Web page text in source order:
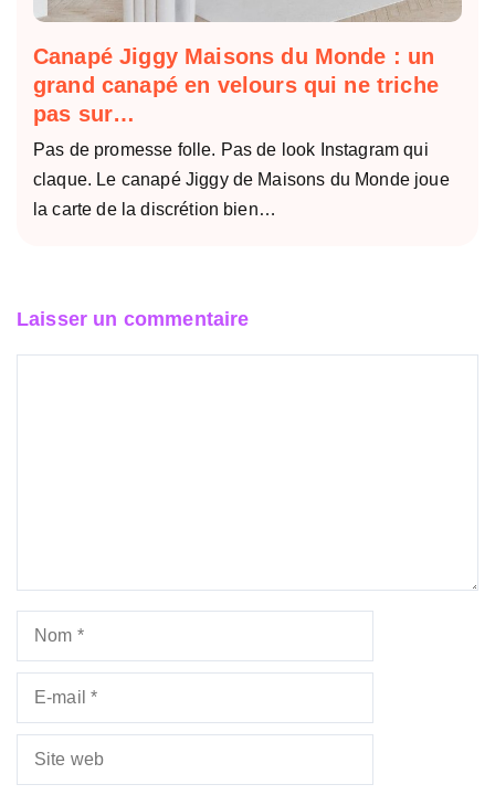
Canapé Jiggy Maisons du Monde : un
grand canapé en velours qui ne triche
pas sur…
Pas de promesse folle. Pas de look Instagram qui
claque. Le canapé Jiggy de Maisons du Monde joue
la carte de la discrétion bien…
Laisser un commentaire
Nom
Site